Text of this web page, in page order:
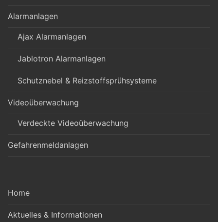
Alarmanlagen
Ajax Alarmanlagen
Jablotron Alarmanlagen
Schutznebel & Reizstoffsprühsysteme
Videoüberwachung
Verdeckte Videoüberwachung
Gefahrenmeldanlagen
Home
Aktuelles & Informationen